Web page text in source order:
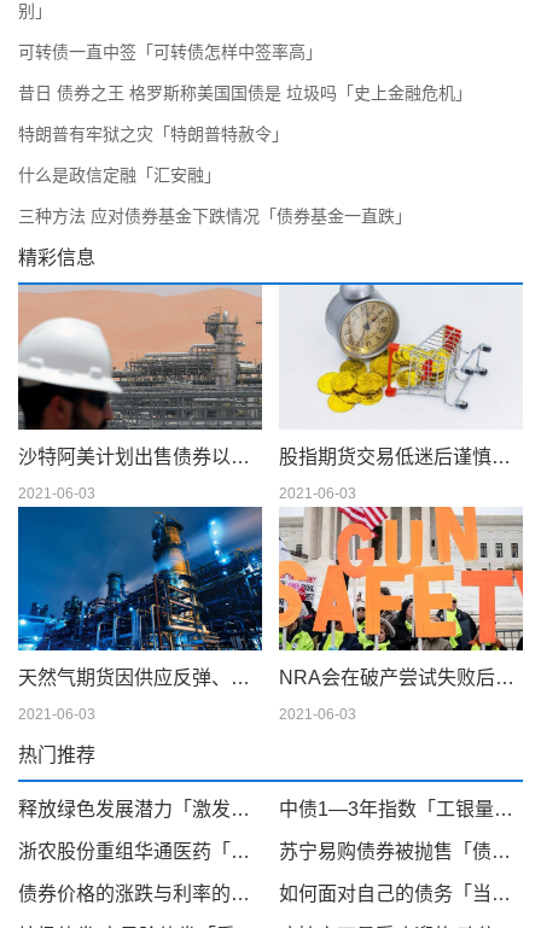
别」
可转债一直中签「可转债怎样中签率高」
昔日 债券之王 格罗斯称美国国债是 垃圾吗「史上金融危机」
特朗普有牢狱之灾「特朗普特赦令」
什么是政信定融「汇安融」
三种方法 应对债券基金下跌情况「债券基金一直跌」
精彩信息
沙特阿美计划出售债券以筹集 750 亿美元的股息
2021-06-03
股指期货交易低迷后谨慎交易
2021-06-03
天然气期货因供应反弹、天气模型转变而下滑；现金仍在摇摆
2021-06-03
NRA会在破产尝试失败后解散吗
2021-06-03
热门推荐
释放绿色发展潜力「激发绿色发展内生动力」 中债1—3年指数「工银量化策略指数」
浙农股份重组华通医药「第一医药资产注入」 苏宁易购债券被抛售「债券到期回售」
债券价格的涨跌与利率的升降成反向关系「市场利率上升债券价格下降」 如何面对自己的债务「当你欠债,无力偿还的时候怎么办」